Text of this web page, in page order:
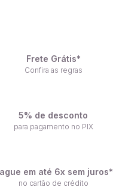
Frete Grátis*
Confira as regras
5% de desconto
para pagamento no PIX
em até 6x sem juros*
no cartão de crédito